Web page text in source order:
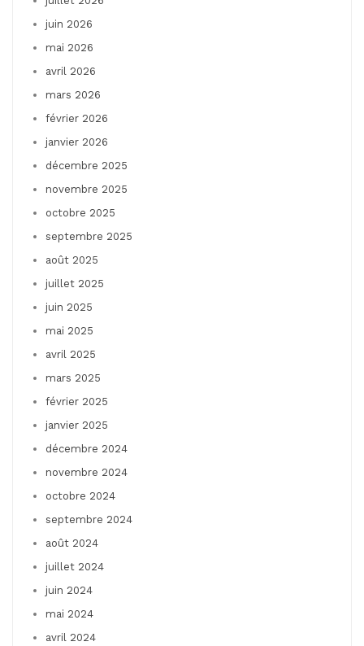
juin 2026
mai 2026
avril 2026
mars 2026
février 2026
janvier 2026
décembre 2025
novembre 2025
octobre 2025
septembre 2025
août 2025
juillet 2025
juin 2025
mai 2025
avril 2025
mars 2025
février 2025
janvier 2025
décembre 2024
novembre 2024
octobre 2024
septembre 2024
août 2024
juillet 2024
juin 2024
mai 2024
avril 2024